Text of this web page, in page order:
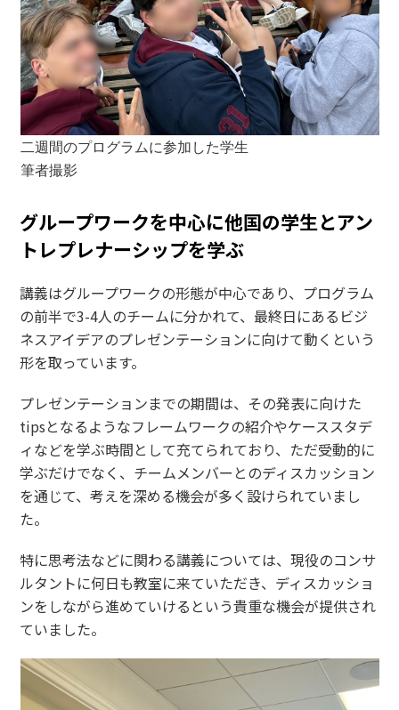
二週間のプログラムに参加した学生
筆者撮影
グループワークを中心に他国の学生とアン
トレプレナーシップを学ぶ
講義はグループワークの形態が中心であり、プログラム
の前半で3-4人のチームに分かれて、最終日にあるビジ
ネスアイデアのプレゼンテーションに向けて動くという
形を取っています。
プレゼンテーションまでの期間は、その発表に向けた
tipsとなるようなフレームワークの紹介やケーススタデ
ィなどを学ぶ時間として充てられており、ただ受動的に
学ぶだけでなく、チームメンバーとのディスカッション
を通じて、考えを深める機会が多く設けられていまし
た。
特に思考法などに関わる講義については、現役のコンサ
ルタントに何日も教室に来ていただき、ディスカッショ
ンをしながら進めていけるという貴重な機会が提供され
ていました。